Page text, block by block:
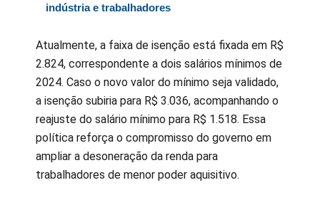
indústria e trabalhadores
Atualmente, a faixa de isenção está fixada em R$
2.824, correspondente a dois salários mínimos de
2024. Caso o novo valor do mínimo seja validado,
a isenção subiria para R$ 3.036, acompanhando o
reajuste do salário mínimo para R$ 1.518. Essa
política reforça o compromisso do governo em
ampliar a desoneração da renda para
trabalhadores de menor poder aquisitivo.